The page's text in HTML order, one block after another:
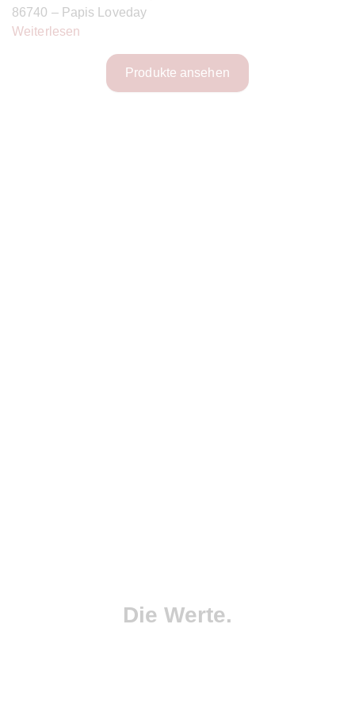
86740 – Papis Loveday
Weiterlesen
Produkte ansehen
Die Werte.